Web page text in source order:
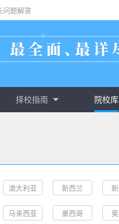
问题解答
择校指南 院校库
澳大利亚 新西兰
马来西亚 墨西哥